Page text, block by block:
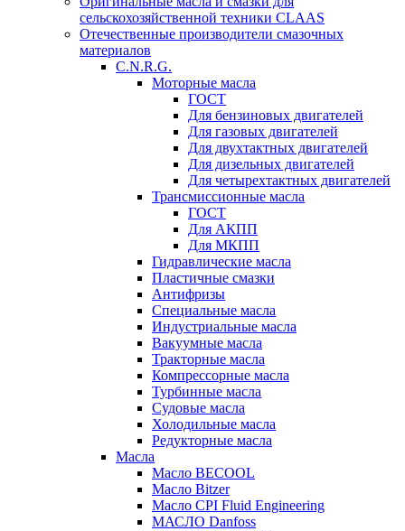
сельскохозяйственной техники CLAAS
Отечественные производители смазочных
материалов
C.N.R.G.
Моторные масла
ГОСТ
Для бензиновых двигателей
Для газовых двигателей
Для двухтактных двигателей
Для дизельных двигателей
Для четырехтактных двигателей
Трансмиссионные масла
ГОСТ
Для АКПП
Для МКПП
Гидравлические масла
Пластичные смазки
Антифризы
Специальные масла
Индустриальные масла
Вакуумные масла
Тракторные масла
Компрессорные масла
Турбинные масла
Судовые масла
Холодильные масла
Редукторные масла
Масла
Масло BECOOL
Масло Bitzer
Масло CPI Fluid Engineering
МАСЛО Danfoss